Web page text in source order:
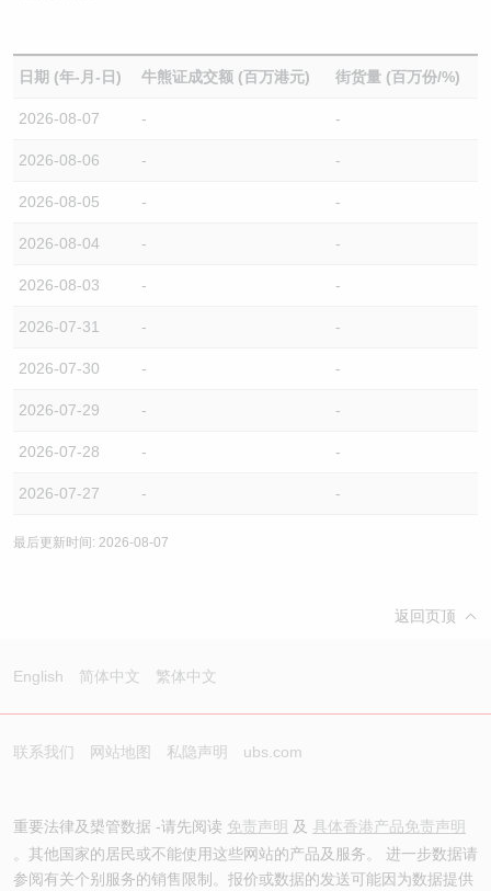
日期 (年-月-日) 牛熊证成交额 (百万港元) 街货量 (百万份/%)
2026-08-07 - -
2026-08-06 - -
2026-08-05 - -
2026-08-04 - -
2026-08-03 - -
2026-07-31 - -
2026-07-30 - -
2026-07-29 - -
2026-07-28 - -
2026-07-27 - -
最后更新时间: 2026-08-07
返回页顶
English 简体中文 繁体中文
联系我们 网站地图 私隐声明 ubs.com
重要法律及槼管数据 -请先阅读 免责声明 及 具体香港产品免责声明
。其他国家的居民或不能使用这些网站的产品及服务。 进一步数据请
参阅有关个别服务的销售限制。报价或数据的发送可能因为数据提供